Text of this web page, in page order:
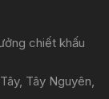
chiết khấu
Tây Nguyên,